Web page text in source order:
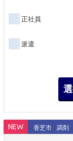
正社員
派遣
NEW 香芝市 調剤